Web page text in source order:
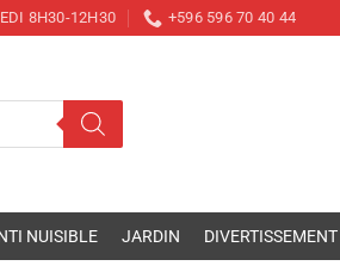
8H30-12H30 +596 596 70 40 44
NUISIBLE JARDIN DIVERTISSEMENT